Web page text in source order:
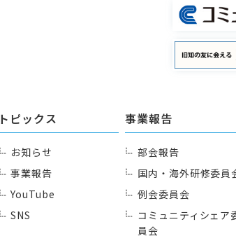
トピックス
お知らせ
事業報告
YouTube
SNS
事業報告
部会報告
国内・海外研修委員
例会委員会
コミュニティシェア
員会